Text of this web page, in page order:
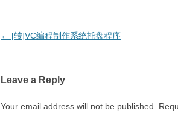
Post
← [转]VC编程制作系统托盘程序
Leave a Reply
Your email address will not be published.